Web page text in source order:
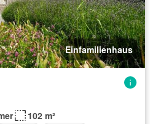
Einfamilienhaus
102 m²